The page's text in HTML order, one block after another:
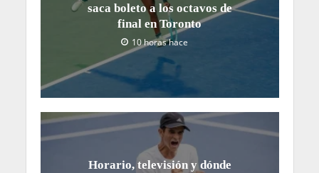
saca boleto a los octavos de
final en Toronto
10 horas hace
Horario, televisión y dónde